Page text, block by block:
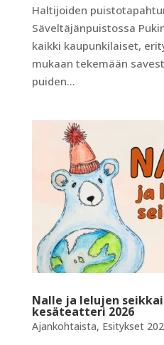
Haltijoiden
Säveltäjänpuistossa
kaikki kaupunkilaiset,
mukaan tekemään
puiden...
Nalle ja lelujen
kesäteatteri 2026
Ajankohtaista, Esitykset